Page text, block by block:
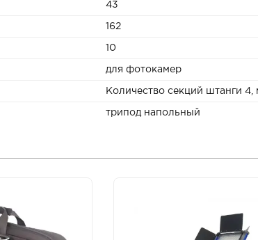
43
162
10
для фотокамер
Количество секций штанги 4,
трипод напольный